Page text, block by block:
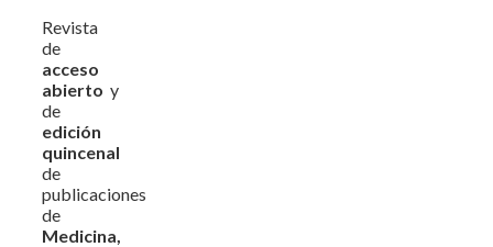
Revista
de
acceso
abierto y
de
edición
quincenal
de
publicaciones
de
Medicina,